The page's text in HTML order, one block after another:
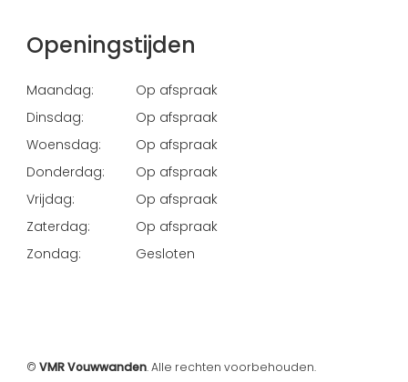
Openingstijden
Maandag:
Op afspraak
Dinsdag:
Op afspraak
Woensdag:
Op afspraak
Donderdag:
Op afspraak
Vrijdag:
Op afspraak
Zaterdag:
Op afspraak
Zondag:
Gesloten
© VMR Vouwwanden. Alle rechten voorbehouden.